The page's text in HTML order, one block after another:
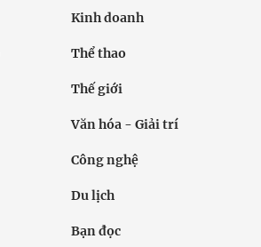
Kinh doanh
Thể thao
Thế giới
Văn hóa - Giải trí
Công nghệ
Du lịch
Bạn đọc